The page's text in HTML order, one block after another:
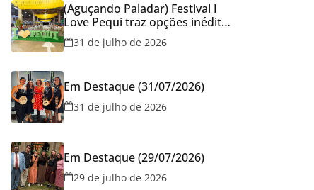
(Aguçando Paladar) Festival I
Love Pequi traz opções inéditas
de pratos e atrações gratuitas
no fim de semana dos Pais em
31 de julho de 2026
Em Destaque (31/07/2026)
31 de julho de 2026
Em Destaque (29/07/2026)
29 de julho de 2026